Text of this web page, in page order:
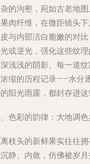
的沟壑，宛如古老地
肉纤维，在微距镜头
与内部洁白脆嫩的对
或逆光，强化这些纹
浅浅的阴影。每一道
缩的历程记录——水分
阳光雨露，都封存进这
色彩的韵律：大地调
枝头的新鲜果实往往
静、内敛，仿佛被岁